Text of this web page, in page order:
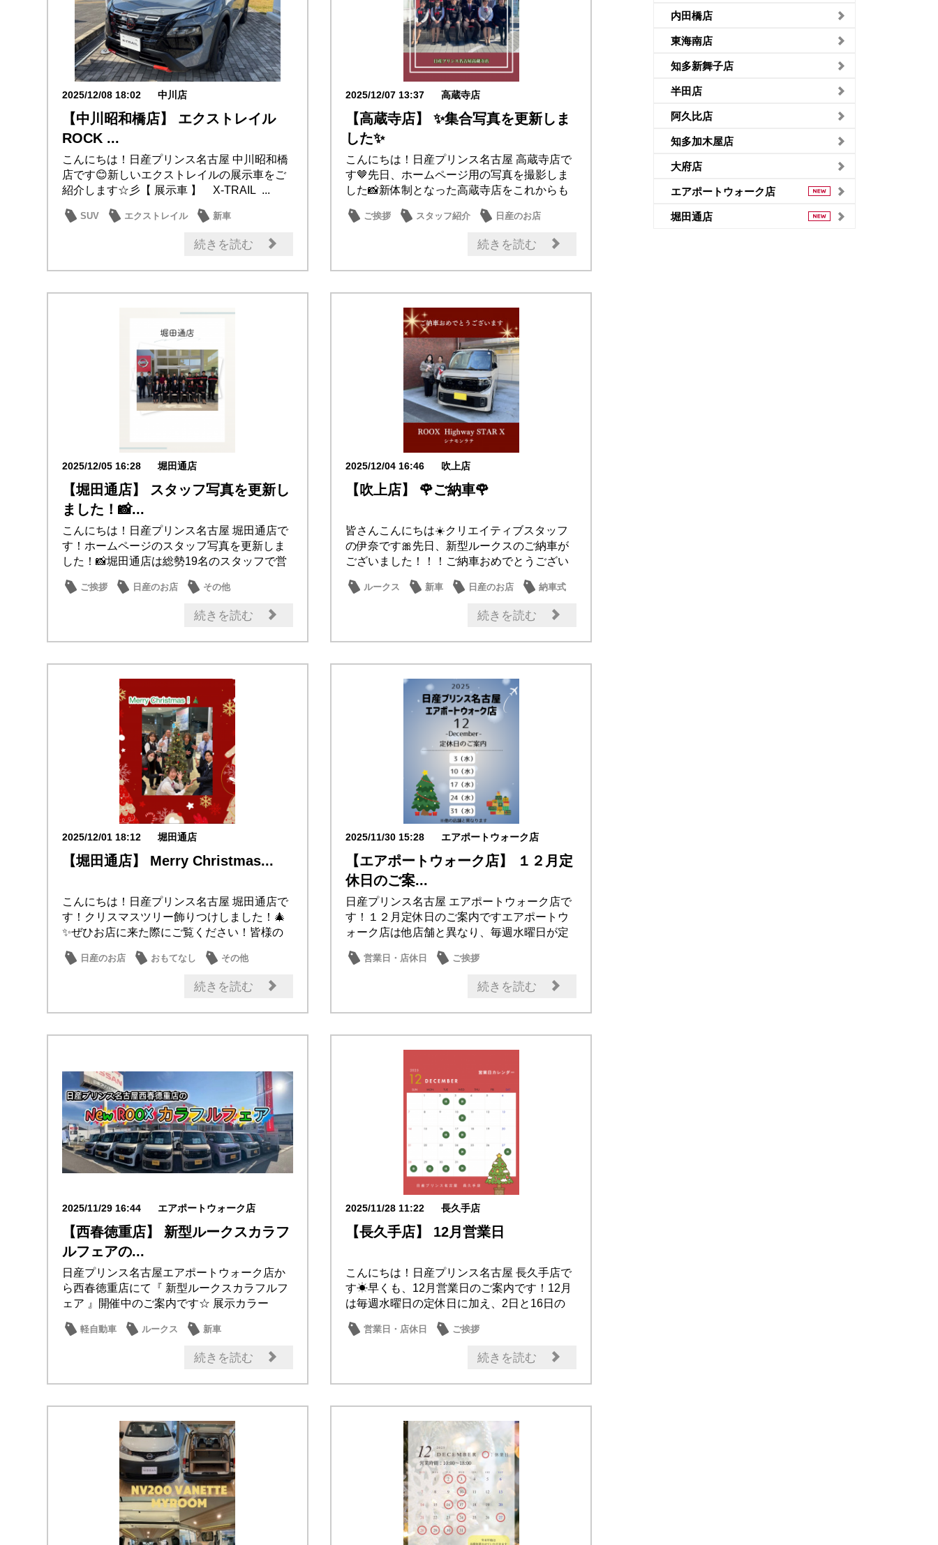
2025/12/08 18:02 中川店
【中川昭和橋店】 エクストレイル
ROCK ...
こんにちは！日産プリンス名古屋 中川昭和橋
店です😊新しいエクストレイルの展示車をご
紹介します☆彡【 展示車 】 X-TRAIL ...
SUV エクストレイル
新車
日産のお店
続きを読む
2025/12/07 13:37 高蔵寺店
【高蔵寺店】 ✨集合写真を更新しま
した✨
こんにちは！日産プリンス名古屋 高蔵寺店で
す🤎先日、ホームページ用の写真を撮影しま
した📸新体制となった高蔵寺店をこれからも
ご挨拶 スタッフ紹介 日産のお店
続きを読む
2025/12/05 16:28 堀田通店
【堀田通店】 スタッフ写真を更新し
ました！📸...
こんにちは！日産プリンス名古屋 堀田通店で
す！ホームページのスタッフ写真を更新しま
した！📸堀田通店は総勢19名のスタッフで営
ご挨拶 日産のお店 その他
続きを読む
2025/12/04 16:46 吹上店
【吹上店】 🌹ご納車🌹
皆さんこんにちは☀️クリエイティブスタッフ
の伊奈です🎀先日、新型ルークスのご納車が
ございました！！！ご納車おめでとうござい
ルークス 新車 日産のお店 納車式
続きを読む
2025/12/01 18:12 堀田通店
【堀田通店】 Merry Christmas...
こんにちは！日産プリンス名古屋 堀田通店で
す！クリスマスツリー飾りつけしました！🎄
✨ぜひお店に来た際にご覧ください！皆様の
日産のお店 おもてなし その他
続きを読む
2025/11/30 15:28 エアポートウォーク店
【エアポートウォーク店】 １２月定
休日のご案...
日産プリンス名古屋 エアポートウォーク店で
す！１２月定休日のご案内ですエアポートウ
ォーク店は他店舗と異なり、毎週水曜日が定
営業日・店休日 ご挨拶
続きを読む
2025/11/29 16:44 エアポートウォーク店
【西春徳重店】 新型ルークスカラフ
ルフェアの...
日産プリンス名古屋エアポートウォーク店か
ら西春徳重店にて『 新型ルークスカラフルフ
ェア 』開催中のご案内です☆ 展示カラー
軽自動車 ルークス
新車
日産のお店
続きを読む
2025/11/28 11:22 長久手店
【長久手店】 12月営業日
こんにちは！日産プリンス名古屋 長久手店で
す☀早くも、12月営業日のご案内です！12月
は毎週水曜日の定休日に加え、2日と16日の
営業日・店休日 ご挨拶
続きを読む
内田橋店
東海南店
知多新舞子店
半田店
阿久比店
知多加木屋店
大府店
エアポートウォーク店
堀田通店